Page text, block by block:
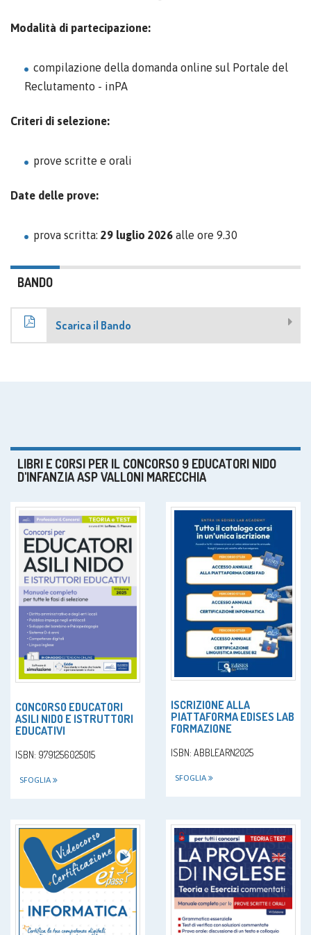
Modalità di partecipazione:
compilazione della domanda online sul Portale del
Reclutamento - inPA
Criteri di selezione:
prove scritte e orali
Date delle prove:
prova scritta: 29 luglio 2026 alle ore 9.30
BANDO
Scarica il Bando
LIBRI E CORSI PER IL CONCORSO 9 EDUCATORI NIDO
D'INFANZIA ASP VALLONI MARECCHIA
CONCORSO EDUCATORI
ASILI NIDO E ISTRUTTORI
EDUCATIVI
ISBN: 9791256025015
SFOGLIA
ISCRIZIONE ALLA
PIATTAFORMA EDISES LAB
FORMAZIONE
ISBN: ABBLEARN2025
SFOGLIA